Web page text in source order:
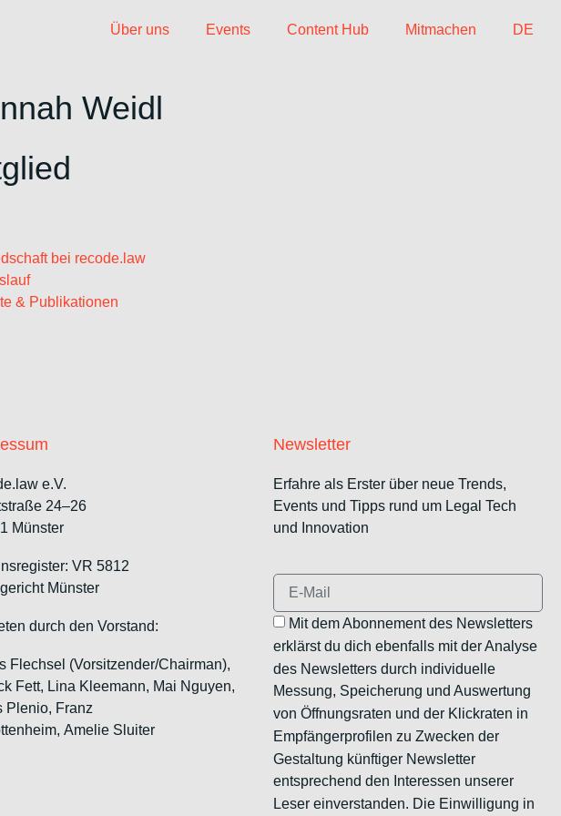
Über uns Events Content Hub Mitmachen DE
Weidl
bei recode.law
& Publikationen
e.V.
24–26
Münster
VR 5812
Münster
durch den Vorstand:
Flechsel (Vorsitzender/Chairman),
Fett, Lina Kleemann, Mai Nguyen,
Plenio, Franz
Amelie Sluiter
Newsletter
Erfahre als Erster über neue Trends,
Events und Tipps rund um Legal Tech
und Innovation
Mit dem Abonnement des Newsletters
erklärst du dich ebenfalls mit der Analyse
des Newsletters durch individuelle
Messung, Speicherung und Auswertung
von Öffnungsraten und der Klickraten in
Empfängerprofilen zu Zwecken der
Gestaltung künftiger Newsletter
entsprechend den Interessen unserer
Leser einverstanden. Die Einwilligung in